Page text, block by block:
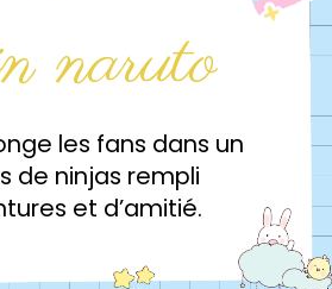
naruto
les fans dans un
de ninjas rempli
et d’amitié.